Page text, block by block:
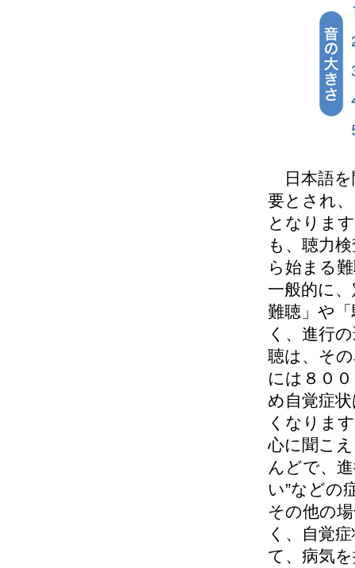
日本語を
要とされ
となりま
も、聴力
ら始まる
一般的に
難聴」や
く、進行
聴は、そ
には８０
め自覚症
くなりま
心に聞こ
んどで、
い”などの
その他の
く、自覚
て、病気